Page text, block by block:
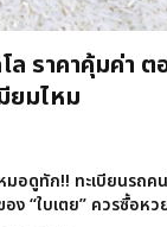
ล ราคาคุ้มค่า ต
ยมไหม
มอดูทัก!! ทะเบียนรถค
อง “ใบเตย” ควรซื้อหว